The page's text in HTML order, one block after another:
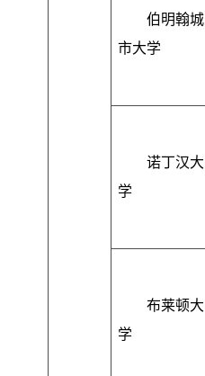
伯明翰城
市大学
诺丁汉大
学
布莱顿大
学